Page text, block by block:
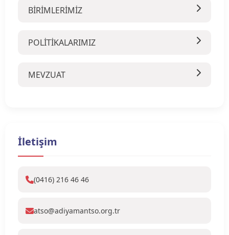
BİRİMLERİMİZ
POLİTİKALARIMIZ
MEVZUAT
İletişim
(0416) 216 46 46
atso@adiyamantso.org.tr